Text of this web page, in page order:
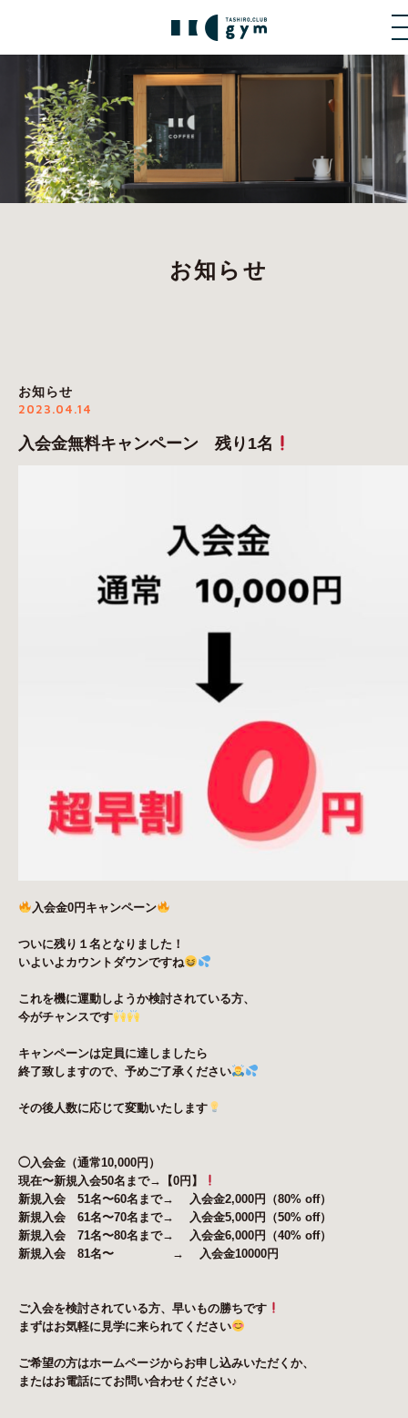
お知らせ
お知らせ
2023.04.14
入会金無料キャンペーン 残り1名
入会金0円キャンペーン
ついに残り１名となりました！
いよいよカウントダウンですね
これを機に運動しようか検討されている方、
今がチャンスです
キャンペーンは定員に達しましたら
終了致しますので、予めご了承ください
その後人数に応じて変動いたします
◯入会金（通常10,000円）
現在〜新規入会50名まで→【0円】
新規入会 51名〜60名まで→ 入会金2,000円（80% off）
新規入会 61名〜70名まで→ 入会金5,000円（50% off）
新規入会 71名〜80名まで→ 入会金6,000円（40% off）
新規入会 81名〜
→ 入会金10000円
ご入会を検討されている方、早いもの勝ちです
まずはお気軽に見学に来られてください
ご希望の方はホームページからお申し込みいただくか、
またはお電話にてお問い合わせください♪